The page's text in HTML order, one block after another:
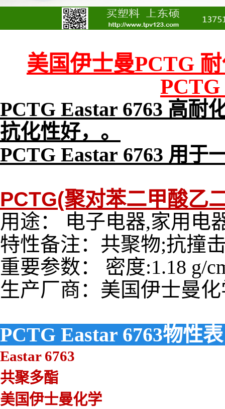
美国伊士曼PCTG
PCTG
PCTG Eastar 6763 高耐
抗化性好，。
PCTG Eastar 6763 用于
PCTG(聚对苯二甲酸乙
用途： 电子电器,家用电
特性备注：共聚物;抗撞
重要参数： 密度:1.18 g/
生产厂商：美国伊士曼
PCTG Eastar 6763物性表
Eastar 6763
共聚多酯
美国伊士曼化学